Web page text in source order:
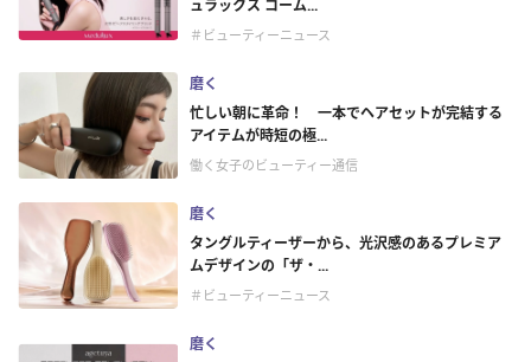
ュラックス コーム...
＃ビューティーニュース
磨く
忙しい朝に革命！ 一本でヘアセットが完結する
アイテムが時短の極...
働く女子のビューティー通信
磨く
タングルティーザーから、光沢感のあるプレミア
ムデザインの「ザ・...
＃ビューティーニュース
磨く